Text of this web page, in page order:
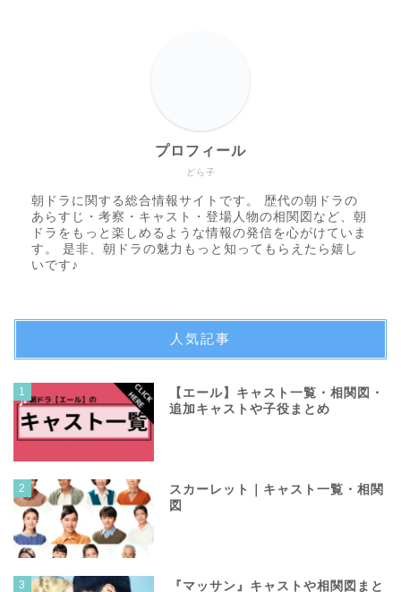
どら子
プロフィール
朝ドラに関する総合情報サイトです。 歴代の朝ドラの
あらすじ・考察・キャスト・登場人物の相関図など、朝
ドラをもっと楽しめるような情報の発信を心がけていま
す。 是非、朝ドラの魅力もっと知ってもらえたら嬉し
いです♪
人気記事
1
【エール】キャスト一覧・相関図・
追加キャストや子役まとめ
2
スカーレット｜キャスト一覧・相関
図
3
『マッサン』キャストや相関図まと